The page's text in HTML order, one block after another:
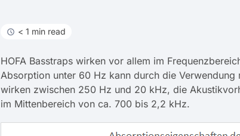
< 1 min read
HOFA Basstraps wirken vor allem im
Absorption unter 60 Hz kann durch die
wirken zwischen 250 Hz und 20 kHz, die
im Mittenbereich von ca. 700 bis 2,2 kHz.